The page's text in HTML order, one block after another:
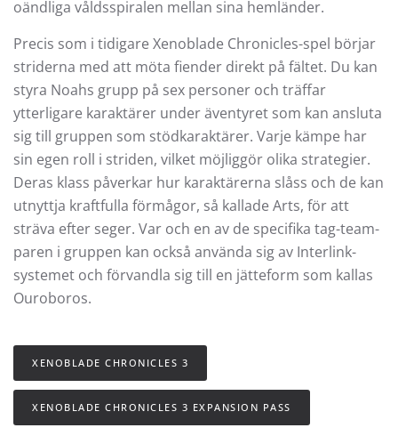
oändliga våldsspiralen mellan sina hemländer.
Precis som i tidigare Xenoblade Chronicles-spel börjar
striderna med att möta fiender direkt på fältet. Du kan
styra Noahs grupp på sex personer och träffar
ytterligare karaktärer under äventyret som kan ansluta
sig till gruppen som stödkaraktärer. Varje kämpe har
sin egen roll i striden, vilket möjliggör olika strategier.
Deras klass påverkar hur karaktärerna slåss och de kan
utnyttja kraftfulla förmågor, så kallade Arts, för att
sträva efter seger. Var och en av de specifika tag-team-
paren i gruppen kan också använda sig av Interlink-
systemet och förvandla sig till en jätteform som kallas
Ouroboros.
XENOBLADE CHRONICLES 3
XENOBLADE CHRONICLES 3 EXPANSION PASS